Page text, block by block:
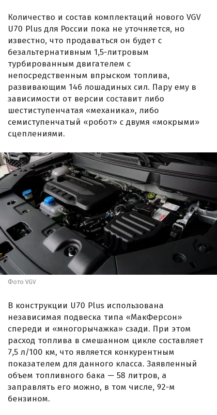
Количество и состав комплектаций нового VGV
U70 Plus для России пока не уточняется, но
известно, что продаваться он будет с
безальтернативным 1,5-литровым
турбированным двигателем с
непосредственным впрыском топлива,
развивающим 146 лошадиных сил. Пару ему в
зависимости от версии составит либо
шестиступенчатая «механика», либо
семиступенчатый «робот» с двумя «мокрыми»
сцеплениями.
Фото VGV
В конструкции U70 Plus использована
независимая подвеска типа «МакФерсон»
спереди и «многорычажка» сзади. При этом
расход топлива в смешанном цикле составляет
7,5 л/100 км, что является конкурентным
показателем для данного класса. Заявленный
объем топливного бака — 58 литров, а
заправлять его можно, в том числе, 92-м
бензином.